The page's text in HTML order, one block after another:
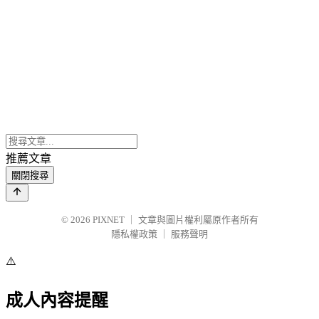
推薦文章
關閉搜尋
© 2026 PIXNET
文章與圖片權利屬原作者所有
隱私權政策
服務聲明
⚠️
成人內容提醒